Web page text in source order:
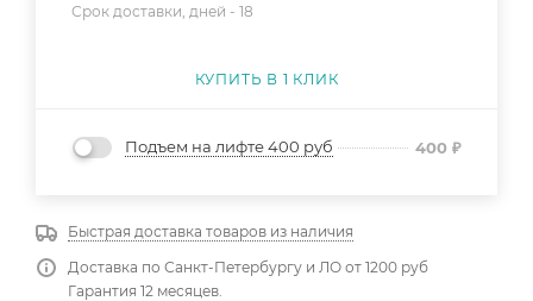
Срок доставки, дней - 18
КУПИТЬ В 1 КЛИК
Подъем на лифте 400 руб 400 ₽
Быстрая доставка товаров из наличия
Доставка по Санкт-Петербургу и ЛО от 1200 руб
Гарантия 12 месяцев.